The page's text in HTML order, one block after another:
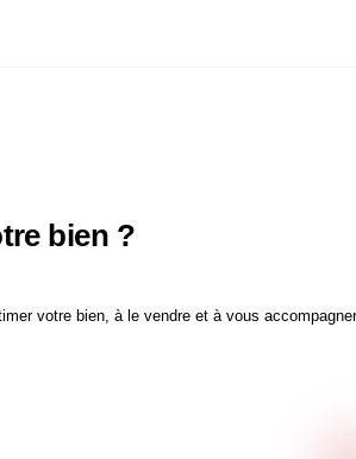
bien ?
votre bien, à le vendre et à vous accompagner